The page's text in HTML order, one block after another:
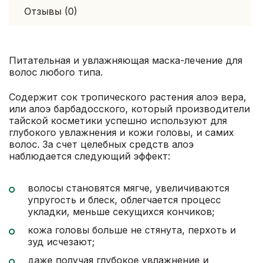
Отзывы (0)
Питательная и увлажняющая маска-лечение для
волос любого типа.
Содержит сок тропического растения алоэ вера,
или алоэ барбадосского, который производители
тайской косметики успешно используют для
глубокого увлажнения и кожи головы, и самих
волос. За счет целебных средств алоэ
наблюдается следующий эффект:
волосы становятся мягче, увеличиваются
упругость и блеск, облегчается процесс
укладки, меньше секущихся кончиков;
кожа головы больше не стянута, перхоть и
зуд исчезают;
даже получая глубокое увлажнение и